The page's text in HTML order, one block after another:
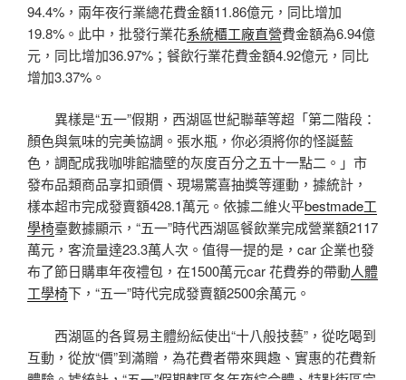
94.4%，兩年夜行業總花費金額11.86億元，同比增加
19.8%。此中，批發行業花系統櫃工廠直營費金額為6.94億
元，同比增加36.97%；餐飲行業花費金額4.92億元，同比
增加3.37%。
異樣是“五一”假期，西湖區世紀聯華等超「第二階段：
顏色與氣味的完美協調。張水瓶，你必須將你的怪誕藍
色，調配成我咖啡館牆壁的灰度百分之五十一點二。」市
發布品類商品享扣頭價、現場驚喜抽獎等運動，據統計，
樣本超市完成發賣額428.1萬元。依據二維火平bestmade工
學椅臺數據顯示，“五一”時代西湖區餐飲業完成營業額2117
萬元，客流量達23.3萬人次。值得一提的是，car 企業也發
布了節日購車年夜禮包，在1500萬元car 花費券的帶動人體
工學椅下，“五一”時代完成發賣額2500余萬元。
西湖區的各貿易主體紛紜使出“十八般技藝”，從吃喝到
互動，從放“價”到滿贈，為花費者帶來興趣、實惠的花費新